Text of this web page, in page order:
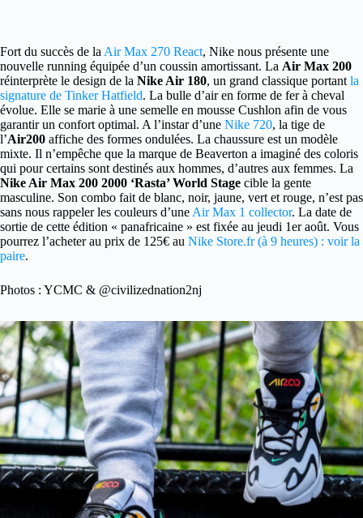
Fort du succès de la Air Max 270 React, Nike nous présente une
nouvelle running équipée d’un coussin amortissant. La Air Max 200
réinterprète le design de la Nike Air 180, un grand classique portant la
signature de Tinker Hatfield. La bulle d’air en forme de fer à cheval
évolue. Elle se marie à une semelle en mousse Cushlon afin de vous
garantir un confort optimal. A l’instar d’une Nike 720, la tige de
l’Air200 affiche des formes ondulées. La chaussure est un modèle
mixte. Il n’empêche que la marque de Beaverton a imaginé des coloris
qui pour certains sont destinés aux hommes, d’autres aux femmes. La
Nike Air Max 200 2000 ‘Rasta’ World Stage cible la gente
masculine. Son combo fait de blanc, noir, jaune, vert et rouge, n’est pas
sans nous rappeler les couleurs d’une Air Max 1 collector. La date de
sortie de cette édition « panafricaine » est fixée au jeudi 1er août. Vous
pourrez l’acheter au prix de 125€ au Nike Store.fr (à 9 heures) : voir la
paire.
Photos : YCMC & @civilizednation2nj